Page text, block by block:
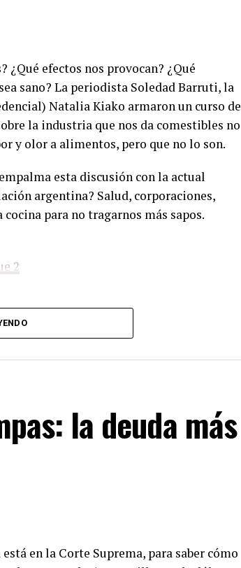
¿Qué efectos nos provocan? ¿Qué
sano? La periodista Soledad Barruti, la
Natalia Kiako armaron un curso de
la industria que nos da comestibles no
y olor a alimentos, pero que no lo son.
esta discusión con la actual
argentina? Salud, corporaciones,
para no tragarnos más sapos.
2
la deuda más
en la Corte Suprema, para saber cómo